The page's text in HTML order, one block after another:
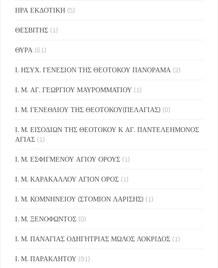
ΗΡΑ ΕΚΔΟΤΙΚΗ (5)
ΘΕΣΒΙΤΗΣ (1)
ΘΥΡΑ (61)
Ι. ΗΣΥΧ. ΓΕΝΕΣΙΟΝ ΤΗΣ ΘΕΟΤΟΚΟΥ ΠΑΝΟΡΑΜΑ (2)
Ι. Μ. ΑΓ. ΓΕΩΡΓΙΟΥ ΜΑΥΡΟΜΜΑΤΙΟΥ (1)
Ι. Μ. ΓΕΝΕΘΛΙΟΥ ΤΗΣ ΘΕΟΤΟΚΟΥ(ΠΕΛΑΓΙΑΣ) (0)
Ι. Μ. ΕΙΣΟΔΙΩΝ ΤΗΣ ΘΕΟΤΟΚΟΥ Κ ΑΓ. ΠΑΝΤΕΛΕΗΜΟΝΟΣ
ΑΓΙΑΣ (1)
Ι. Μ. ΕΣΦΙΓΜΕΝΟΥ ΑΓΙΟΥ ΟΡΟΥΣ (1)
Ι. Μ. ΚΑΡΑΚΑΛΛΟΥ ΑΓΙΟΝ ΟΡΟΣ (1)
Ι. Μ. ΚΟΜΝΗΝΕΙΟΥ (ΣΤΟΜΙΟΝ ΛΑΡΙΣΗΣ) (1)
Ι. Μ. ΞΕΝΟΦΩΝΤΟΣ (0)
Ι. Μ. ΠΑΝΑΓΙΑΣ ΟΔΗΓΗΤΡΙΑΣ ΜΩΛΟΣ ΛΟΚΡΙΔΟΣ (1)
Ι. Μ. ΠΑΡΑΚΛΗΤΟΥ (91)